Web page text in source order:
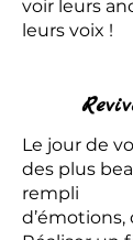
voir leurs
leurs voix !
Le jour de
des plus
rempli
d’émotions,